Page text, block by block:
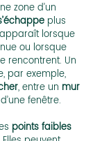
zone d’un
plus
lorsque
ou lorsque
rencontrent. Un
par exemple,
, entre un mur
fenêtre.
points faibles